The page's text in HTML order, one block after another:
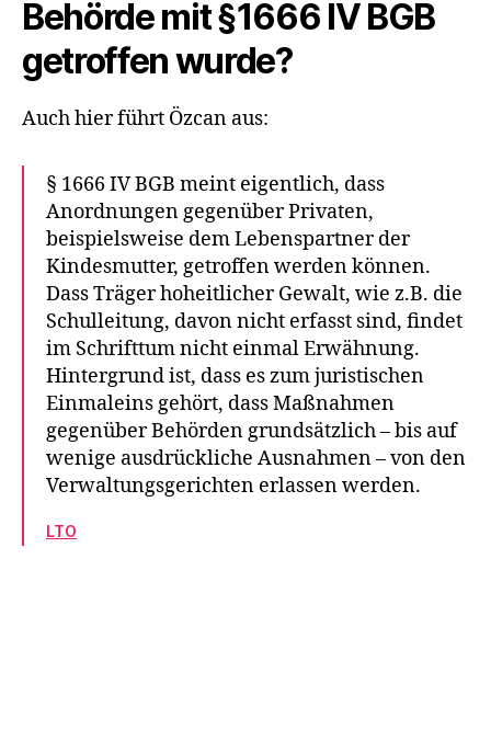
Behörde mit §1666 IV BGB
getroffen wurde?
Auch hier führt Özcan aus:
§ 1666 IV BGB meint eigentlich, dass
Anordnungen gegenüber Privaten,
beispielsweise dem Lebenspartner der
Kindesmutter, getroffen werden können.
Dass Träger hoheitlicher Gewalt, wie z.B. die
Schulleitung, davon nicht erfasst sind, findet
im Schrifttum nicht einmal Erwähnung.
Hintergrund ist, dass es zum juristischen
Einmaleins gehört, dass Maßnahmen
gegenüber Behörden grundsätzlich – bis auf
wenige ausdrückliche Ausnahmen – von den
Verwaltungsgerichten erlassen werden.
LTO